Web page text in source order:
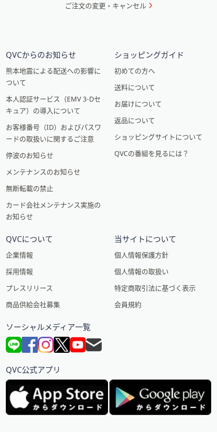
ご注文の変更・キャンセル
QVCからのお知らせ
熊本地震による配送への影響に
ついて
本人認証サービス（EMV 3-Dセ
キュア）の導入について
お客様番号（ID）およびパスワ
ードの取扱いに関するご注意
停波のお知らせ
メンテナンスのお知らせ
無断転載の禁止
カード会社メンテナンス実施の
お知らせ
ショッピングガイド
初めての方へ
送料について
お届けについて
返品について
ショッピングサイトについて
QVCの番組を見るには？
QVCについて
企業情報
採用情報
プレスリリース
商品供給会社募集
当サイトについて
個人情報保護方針
個人情報の取扱い
特定商取引法に基づく表示
会員規約
ソーシャルメディア一覧
QVC公式アプリ